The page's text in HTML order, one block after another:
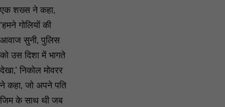
एक शख्स ने कहा,
‘हमने गोलियों की
आवाज सुनी, पुलिस
को उस दिशा में भागते
देखा,’ निकोल मोवरर
ने कहा, जो अपने पति
जिम के साथ थी जब